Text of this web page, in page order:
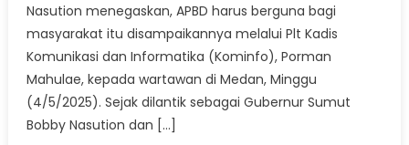
Nasution menegaskan, APBD harus berguna bagi
masyarakat itu disampaikannya melalui Plt Kadis
Komunikasi dan Informatika (Kominfo), Porman
Mahulae, kepada wartawan di Medan, Minggu
(4/5/2025). Sejak dilantik sebagai Gubernur Sumut
Bobby Nasution dan […]